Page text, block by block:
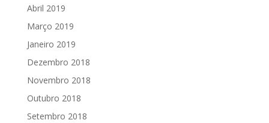
Abril 2019
Março 2019
Janeiro 2019
Dezembro 2018
Novembro 2018
Outubro 2018
Setembro 2018